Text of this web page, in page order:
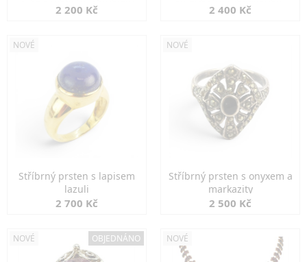
2 200 Kč 2 400 Kč
NOVÉ
Stříbrný prsten s lapisem
lazuli
2 700 Kč
NOVÉ
Stříbrný prsten s onyxem a
markazity
2 500 Kč
NOVÉ OBJEDNÁNO NOVÉ